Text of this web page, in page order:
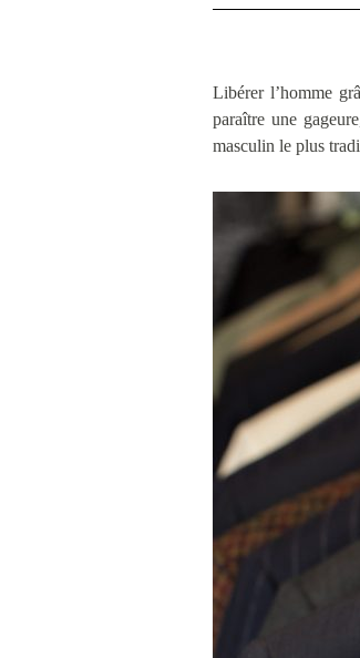
Libérer l’homme
paraître une
masculin le plus